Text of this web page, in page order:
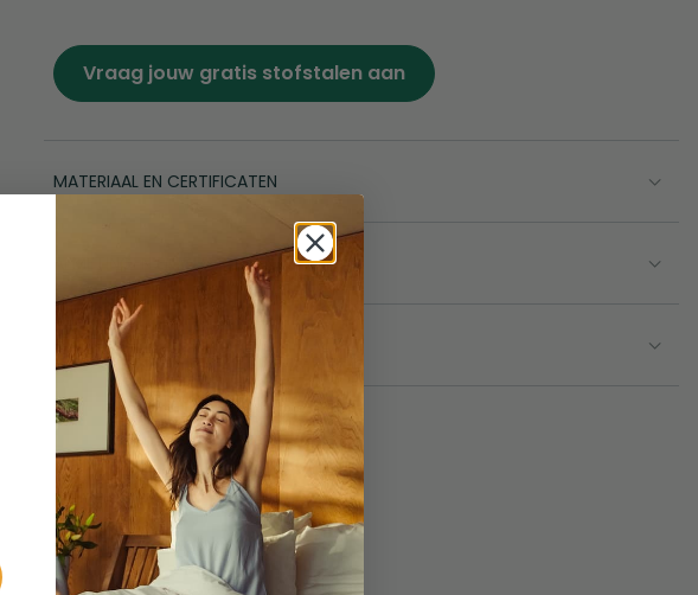
Vraag jouw gratis stofstalen aan
MATERIAAL EN CERTIFICATEN
AFMETINGEN EN GEWICHTEN
SPECIFICATIES